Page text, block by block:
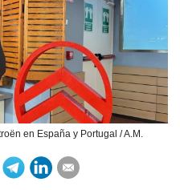
en España y Portugal / A.M.